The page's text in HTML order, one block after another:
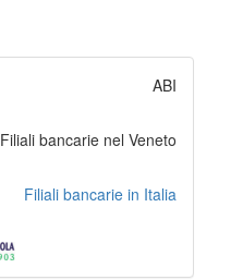
ABI
Filiali bancarie nel Veneto
Filiali bancarie in Italia